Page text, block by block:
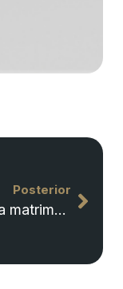
Posterior
¿Ruptura matrimonial? ¿Ha pensado en divorciarse?